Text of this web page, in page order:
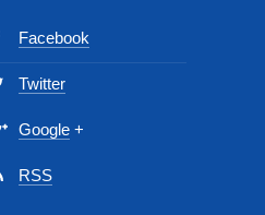
Facebook
Twitter
Google +
RSS